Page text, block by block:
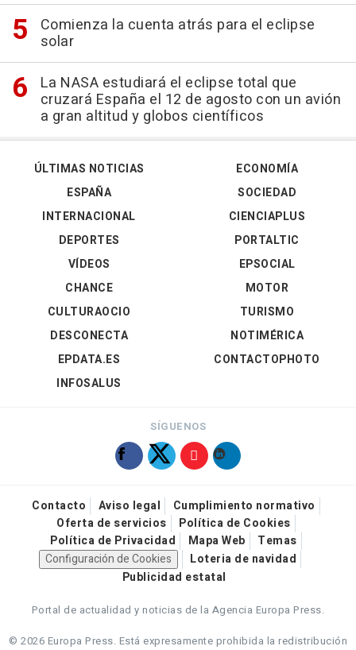
Comienza la cuenta atrás para el eclipse
solar
La NASA estudiará el eclipse total que
cruzará España el 12 de agosto con un avión
a gran altitud y globos científicos
ÚLTIMAS NOTICIAS
ESPAÑA
INTERNACIONAL
DEPORTES
VÍDEOS
ECONOMÍA
SOCIEDAD
CIENCIAPLUS
PORTALTIC
EPSOCIAL
CHANCE
CULTURAOCIO
DESCONECTA
EPDATA.ES
INFOSALUS
MOTOR
TURISMO
NOTIMÉRICA
CONTACTOPHOTO
SÍGUENOS
Contacto Aviso legal
Cumplimiento normativo
Oferta de servicios
Política de Cookies
Política de Privacidad
Mapa Web
Temas
Configuración de Cookies
Loteria de navidad
Publicidad estatal
Portal de actualidad y noticias de la Agencia Europa Press.
© 2026 Europa Press. Está expresamente prohibida la redistribución